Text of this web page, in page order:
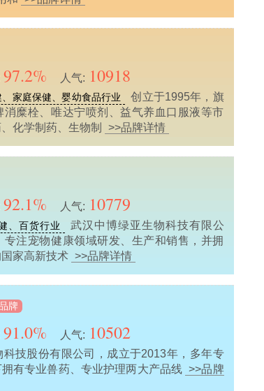
97.2% 人气: 10918
家庭保健、婴幼食品行业
创立于1995年，旗
消糜栓、唯达宁喷剂、益气养血口服液等市
化学制药、生物制
>>品牌详情
92.1% 人气: 10779
、百货行业
武汉中博绿亚生物科技有限公
注宠物健康领域研发、生产和销售，并拥
家高新技术 >>品牌详情
牌
91.0% 人气: 10502
技股份有限公司，成立于2013年，多年专
有专业兽药、专业护理两大产品线 >>品牌